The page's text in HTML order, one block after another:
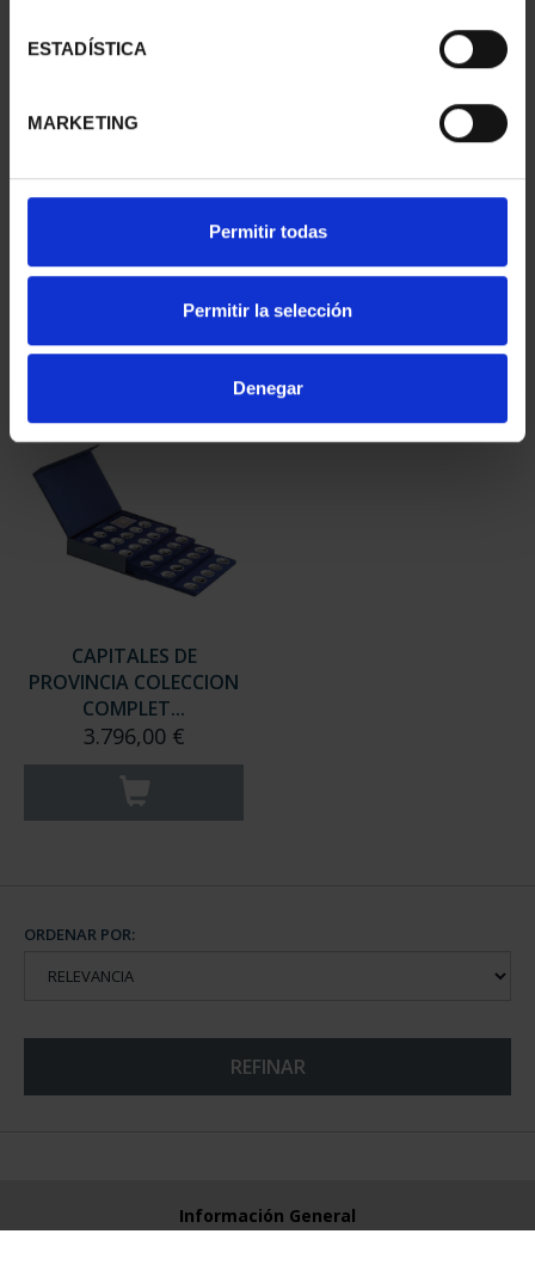
ESTADÍSTICA
MARKETING
Permitir todas
Permitir la selección
Denegar
PROVINCIA 3
registrados
PROVINCIA 4
registrados
CAPITALES DE
PROVINCIA COLECCION
COMPLET...
3.796,00 €
ORDENAR POR:
REFINAR
Información General